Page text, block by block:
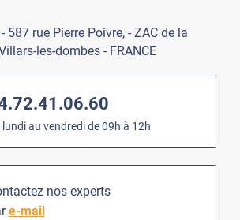
- 587 rue Pierre Poivre, - ZAC de la
les-dombes - FRANCE
lundi au vendredi de 09h à 12h
nos experts
e-mail